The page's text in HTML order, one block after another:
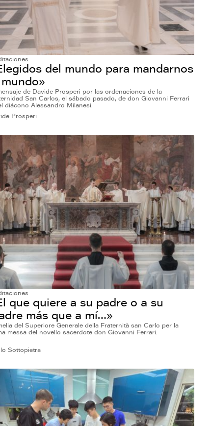
del mundo para mandarnos
de Davide Prosperi por las ordenaciones de la
San Carlos, el sábado pasado, de don Giovanni Ferrari
diácono Alessandro Milanesi.
Prosperi
que quiere a su padre o a su
más que a mí…»
del Superiore Generale della Fraternità san Carlo per la
messa del novello sacerdote don Giovanni Ferrari.
Sottopietra